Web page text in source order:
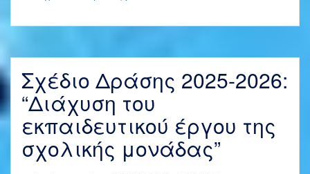
2025-
2026
Σχέδιο Δράσης 2025-2026:
“Διάχυση του
εκπαιδευτικού έργου της
σχολικής μονάδας”